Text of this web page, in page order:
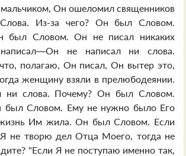
Он ошеломил священников
Из-за чего? Он был Словом.
был Словом. Он не писал никаких
не написал ни слова.
полагаю, Он писал, Он вытер это,
женщину взяли в прелюбодеянии.
ни слова. Почему? Он был Словом.
был Словом. Ему не нужно было Его
Им жила. Он был Словом. Если
не творю дел Отца Моего, тогда не
"Если Я не поступаю именно так,